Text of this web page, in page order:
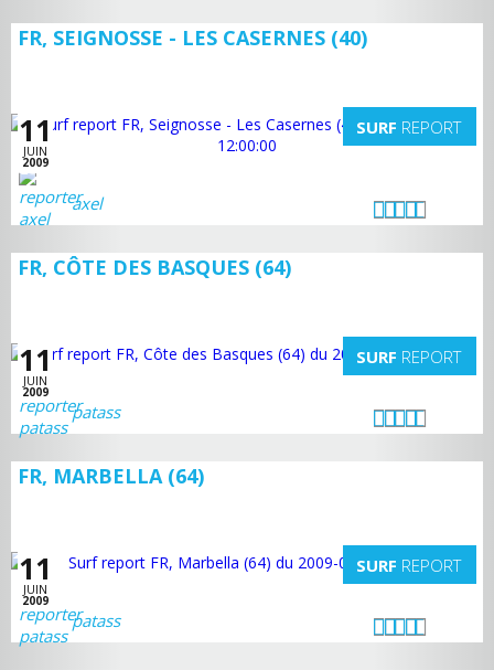
FR, SEIGNOSSE - LES CASERNES (40)
11
JUIN
2009
SURF REPORT
axel
FR, CÔTE DES BASQUES (64)
11
JUIN
2009
SURF REPORT
patass
FR, MARBELLA (64)
11
JUIN
2009
SURF REPORT
patass